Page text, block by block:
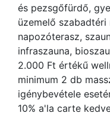
és pezsgőfürdő,
üzemelő
napozóterasz,
infraszauna,
2.000 Ft értékű
minimum 2 db
igénybevétele
10% a'la carte